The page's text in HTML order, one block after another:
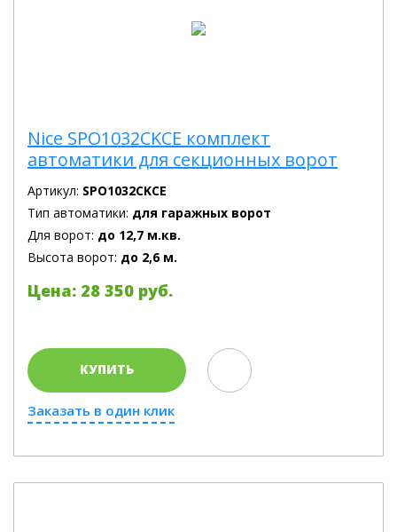
Nice SPO1032CKCE комплект
автоматики для секционных ворот
Артикул: SPO1032CKCE
Тип автоматики: для гаражных ворот
Для ворот: до 12,7 м.кв.
Высота ворот: до 2,6 м.
Цена: 28 350 руб.
КУПИТЬ
Заказать в один клик